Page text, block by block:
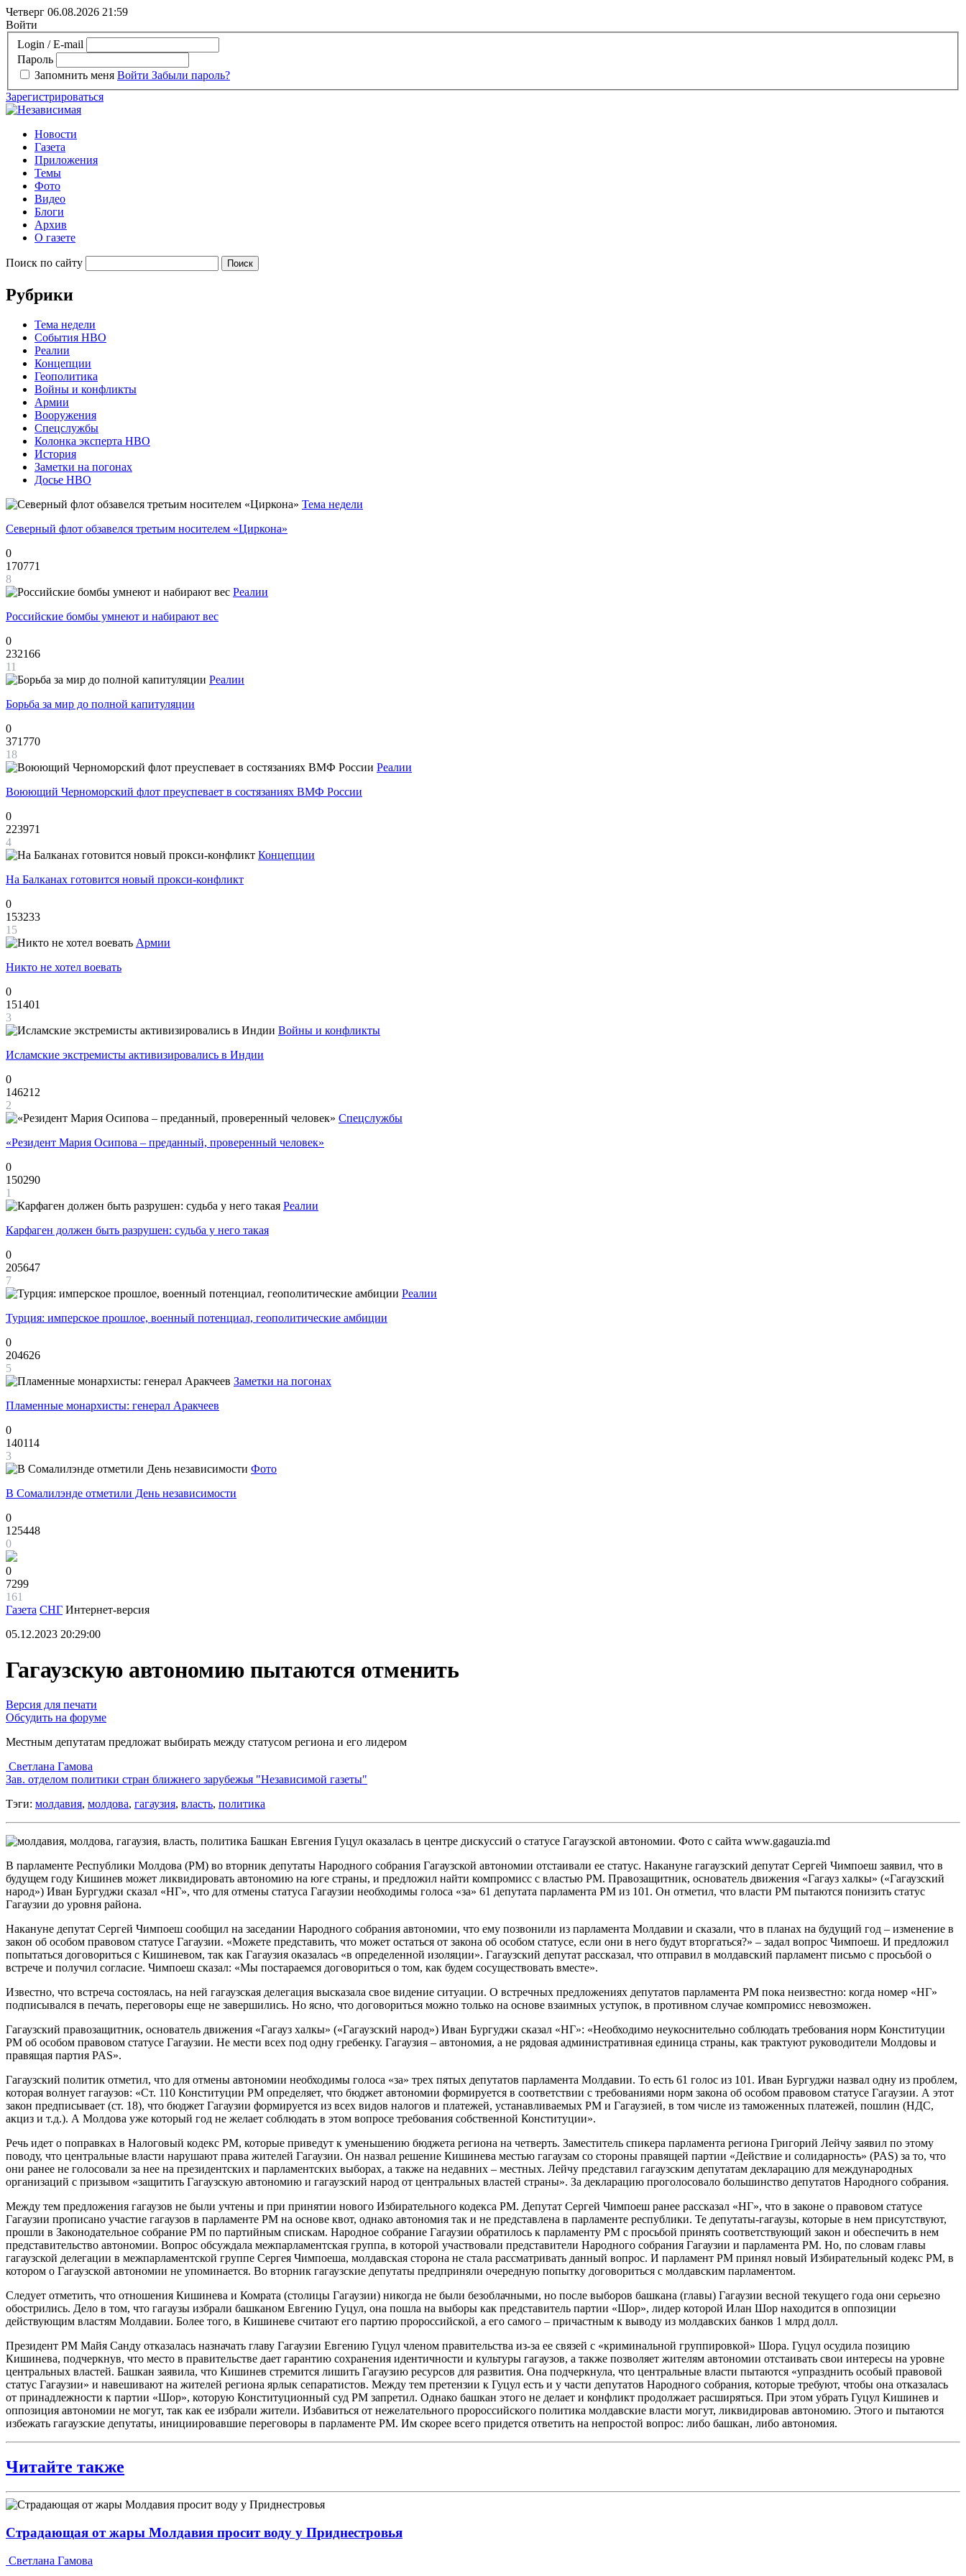
Четверг 06.08.2026 21:59
Войти
Login / E-mail
Пароль
Запомнить меня Войти Забыли пароль?
Зарегистрироваться
Новости
Газета
Приложения
Темы
Фото
Видео
Блоги
Архив
О газете
Поиск по сайту
Рубрики
Тема недели
События НВО
Реалии
Концепции
Геополитика
Войны и конфликты
Армии
Вооружения
Спецслужбы
Колонка эксперта НВО
История
Заметки на погонах
Досье НВО
Тема недели
Северный флот обзавелся третьим носителем «Циркона»
0
170771
8
Реалии
Российские бомбы умнеют и набирают вес
0
232166
11
Реалии
Борьба за мир до полной капитуляции
0
371770
18
Реалии
Воюющий Черноморский флот преуспевает в состязаниях ВМФ России
0
223971
4
Концепции
На Балканах готовится новый прокси-конфликт
0
153233
15
Армии
Никто не хотел воевать
0
151401
3
Войны и конфликты
Исламские экстремисты активизировались в Индии
0
146212
2
Спецслужбы
«Резидент Мария Осипова – преданный, проверенный человек»
0
150290
1
Реалии
Карфаген должен быть разрушен: судьба у него такая
0
205647
7
Реалии
Турция: имперское прошлое, военный потенциал, геополитические амбиции
0
204626
5
Заметки на погонах
Пламенные монархисты: генерал Аракчеев
0
140114
3
Фото
В Сомалилэнде отметили День независимости
0
125448
0
0
7299
161
Газета СНГ Интернет-версия
05.12.2023 20:29:00
Гагаузскую автономию пытаются отменить
Версия для печати
Обсудить на форуме
Местным депутатам предложат выбирать между статусом региона и его лидером
Светлана Гамова
Зав. отделом политики стран ближнего зарубежья "Независимой газеты"
Тэги: молдавия, молдова, гагаузия, власть, политика
Башкан Евгения Гуцул оказалась в центре дискуссий о статусе Гагаузской автономии. Фото с сайта www.gagauzia.md
В парламенте Республики Молдова (РМ) во вторник депутаты Народного собрания Гагаузской автономии отстаивали ее статус. Накануне гагаузский депутат Сергей Чимпоеш заявил, что в
будущем году Кишинев может ликвидировать автономию на юге страны, и предложил найти компромисс с властью РМ. Правозащитник, основатель движения «Гагауз халкы» («Гагаузский
народ») Иван Бургуджи сказал «НГ», что для отмены статуса Гагаузии необходимы голоса «за» 61 депутата парламента РМ из 101. Он отметил, что власти РМ пытаются понизить статус
Гагаузии до уровня района.
Накануне депутат Сергей Чимпоеш сообщил на заседании Народного собрания автономии, что ему позвонили из парламента Молдавии и сказали, что в планах на будущий год – изменение в
закон об особом правовом статусе Гагаузии. «Можете представить, что может остаться от закона об особом статусе, если они в него будут вторгаться?» – задал вопрос Чимпоеш. И предложил
попытаться договориться с Кишиневом, так как Гагаузия оказалась «в определенной изоляции». Гагаузский депутат рассказал, что отправил в молдавский парламент письмо с просьбой о
встрече и получил согласие. Чимпоеш сказал: «Мы постараемся договориться о том, как будем сосуществовать вместе».
Известно, что встреча состоялась, на ней гагаузская делегация высказала свое видение ситуации. О встречных предложениях депутатов парламента РМ пока неизвестно: когда номер «НГ»
подписывался в печать, переговоры еще не завершились. Но ясно, что договориться можно только на основе взаимных уступок, в противном случае компромисс невозможен.
Гагаузский правозащитник, основатель движения «Гагауз халкы» («Гагаузский народ») Иван Бургуджи сказал «НГ»: «Необходимо неукоснительно соблюдать требования норм Конституции
РМ об особом правовом статусе Гагаузии. Не мести всех под одну гребенку. Гагаузия – автономия, а не рядовая административная единица страны, как трактуют руководители Молдовы и
правящая партия PAS».
Гагаузский политик отметил, что для отмены автономии необходимы голоса «за» трех пятых депутатов парламента Молдавии. То есть 61 голос из 101. Иван Бургуджи назвал одну из проблем,
которая волнует гагаузов: «Ст. 110 Конституции РМ определяет, что бюджет автономии формируется в соответствии с требованиями норм закона об особом правовом статусе Гагаузии. А этот
закон предписывает (ст. 18), что бюджет Гагаузии формируется из всех видов налогов и платежей, устанавливаемых РМ и Гагаузией, в том числе из таможенных платежей, пошлин (НДС,
акциз и т.д.). А Молдова уже который год не желает соблюдать в этом вопросе требования собственной Конституции».
Речь идет о поправках в Налоговый кодекс РМ, которые приведут к уменьшению бюджета региона на четверть. Заместитель спикера парламента региона Григорий Лейчу заявил по этому
поводу, что центральные власти нарушают права жителей Гагаузии. Он назвал решение Кишинева местью гагаузам со стороны правящей партии «Действие и солидарность» (PAS) за то, что
они ранее не голосовали за нее на президентских и парламентских выборах, а также на недавних – местных. Лейчу представил гагаузским депутатам декларацию для международных
организаций с призывом «защитить Гагаузскую автономию и гагаузский народ от центральных властей страны». За декларацию проголосовало большинство депутатов Народного собрания.
Между тем предложения гагаузов не были учтены и при принятии нового Избирательного кодекса РМ. Депутат Сергей Чимпоеш ранее рассказал «НГ», что в законе о правовом статусе
Гагаузии прописано участие гагаузов в парламенте РМ на основе квот, однако автономия так и не представлена в парламенте республики. Те депутаты-гагаузы, которые в нем присутствуют,
прошли в Законодательное собрание РМ по партийным спискам. Народное собрание Гагаузии обратилось к парламенту РМ с просьбой принять соответствующий закон и обеспечить в нем
представительство автономии. Вопрос обсуждала межпарламентская группа, в которой участвовали представители Народного собрания Гагаузии и парламента РМ. Но, по словам главы
гагаузской делегации в межпарламентской группе Сергея Чимпоеша, молдавская сторона не стала рассматривать данный вопрос. И парламент РМ принял новый Избирательный кодекс РМ, в
котором о Гагаузской автономии не упоминается. Во вторник гагаузские депутаты предприняли очередную попытку договориться с молдавским парламентом.
Следует отметить, что отношения Кишинева и Комрата (столицы Гагаузии) никогда не были безоблачными, но после выборов башкана (главы) Гагаузии весной текущего года они серьезно
обострились. Дело в том, что гагаузы избрали башканом Евгению Гуцул, она пошла на выборы как представитель партии «Шор», лидер которой Илан Шор находится в оппозиции
действующим властям Молдавии. Более того, в Кишиневе считают его партию пророссийской, а его самого – причастным к выводу из молдавских банков 1 млрд долл.
Президент РМ Майя Санду отказалась назначать главу Гагаузии Евгению Гуцул членом правительства из-за ее связей с «криминальной группировкой» Шора. Гуцул осудила позицию
Кишинева, подчеркнув, что место в правительстве дает гарантию сохранения идентичности и культуры гагаузов, а также позволяет жителям автономии отстаивать свои интересы на уровне
центральных властей. Башкан заявила, что Кишинев стремится лишить Гагаузию ресурсов для развития. Она подчеркнула, что центральные власти пытаются «упразднить особый правовой
статус Гагаузии» и навешивают на жителей региона ярлык сепаратистов. Между тем претензии к Гуцул есть и у части депутатов Народного собрания, которые требуют, чтобы она отказалась
от принадлежности к партии «Шор», которую Конституционный суд РМ запретил. Однако башкан этого не делает и конфликт продолжает расширяться. При этом убрать Гуцул Кишинев и
оппозиция автономии не могут, так как ее избрали жители. Избавиться от нежелательного пророссийского политика молдавские власти могут, ликвидировав автономию. Этого и пытаются
избежать гагаузские депутаты, инициировавшие переговоры в парламенте РМ. Им скорее всего придется ответить на непростой вопрос: либо башкан, либо автономия.
Читайте также
Страдающая от жары Молдавия просит воду у Приднестровья
Светлана Гамова